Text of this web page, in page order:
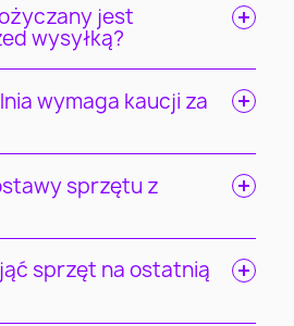
jest
wysyłką?
wymaga kaucji za
sprzętu z
sprzęt na ostatnią